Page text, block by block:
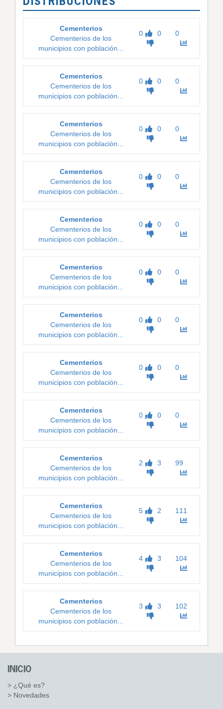
DISTRIBUCIONES
Cementerios
Cementerios de los
municipios con población...
0 0 0
Cementerios
Cementerios de los
municipios con población...
0 0 0
Cementerios
Cementerios de los
municipios con población...
0 0 0
Cementerios
Cementerios de los
municipios con población...
0 0 0
Cementerios
Cementerios de los
municipios con población...
0 0 0
Cementerios
Cementerios de los
municipios con población...
0 0 0
Cementerios
Cementerios de los
municipios con población...
0 0 0
Cementerios
Cementerios de los
municipios con población...
0 0 0
Cementerios
Cementerios de los
municipios con población...
0 0 0
Cementerios
Cementerios de los
municipios con población...
2 3 99
Cementerios
Cementerios de los
municipios con población...
5 2 111
Cementerios
Cementerios de los
municipios con población...
4 3 104
Cementerios
Cementerios de los
municipios con población...
3 3 102
INICIO
> ¿Qué es?
> Novedades